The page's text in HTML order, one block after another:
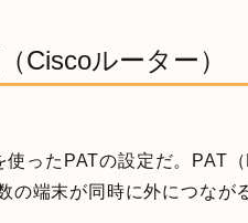
Ciscoルーター）
ったPATの設定だ。PAT
の端末が同時に外につなが